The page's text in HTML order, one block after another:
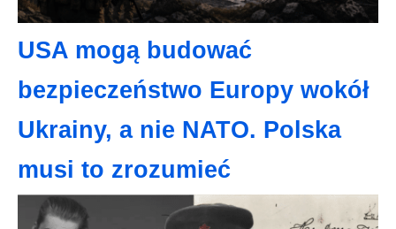
USA mogą budować
bezpieczeństwo Europy wokół
Ukrainy, a nie NATO. Polska
musi to zrozumieć